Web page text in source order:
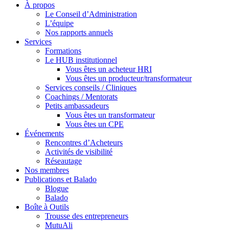
À propos
Le Conseil d’Administration
L’équipe
Nos rapports annuels
Services
Formations
Le HUB institutionnel
Vous êtes un acheteur HRI
Vous êtes un producteur/transformateur
Services conseils / Cliniques
Coachings / Mentorats
Petits ambassadeurs
Vous êtes un transformateur
Vous êtes un CPE
Événements
Rencontres d’Acheteurs
Activités de visibilité
Réseautage
Nos membres
Publications et Balado
Blogue
Balado
Boîte à Outils
Trousse des entrepreneurs
MutuAli